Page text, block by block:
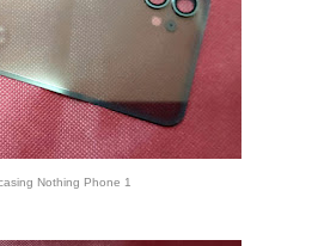
Nothing Phone 1